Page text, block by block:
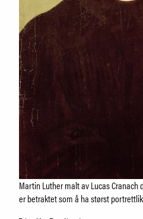
Martin Luther malt av Lucas
er betraktet som å ha størst